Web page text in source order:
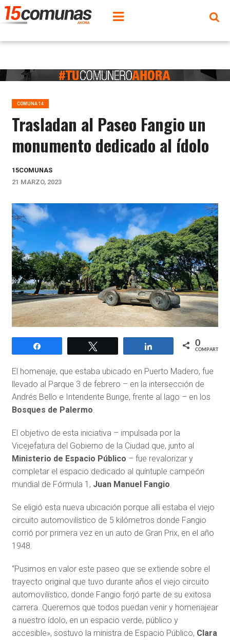
COMUNA 14
Trasladan al Paseo Fangio un
monumento dedicado al ídolo
15COMUNAS
21 MARZO, 2023
Compartir 0
COMPARTIR
El homenaje, que estaba ubicado en Puerto Madero, fue
llevado al Parque 3 de febrero – en la intersección de
Andrés Bello e Intendente Bunge, frente al lago – en los
Bosques de Palermo.
El objetivo de esta iniciativa – impulsada por la
Vicejefatura del Gobierno de la Ciudad que, junto al
Ministerio de Espacio Público – fue revalorizar y
completar el espacio dedicado al quíntuple campeón
mundial de Fórmula 1, Juan Manuel Fangio.
Se eligió esta nueva ubicación porque allí estaba el viejo
circuito automovilístico de 5 kilómetros donde Fangio
corrió por primera vez en un auto de Gran Prix, en el año
1948.
“Pusimos en valor este paseo que se extiende sobre el
trayecto original que tuvo durante años el viejo circuito
automovilístico, donde Fangio forjó parte de su exitosa
carrera. Queremos que todos puedan venir y homenajear
a nuestro ídolo, en un espacio verde, público y
accesible», sostuvo la ministra de Espacio Público, Clara